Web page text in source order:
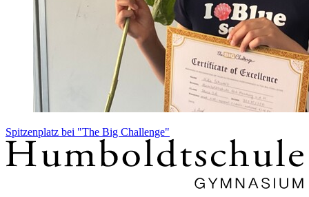
Spitzenplatz bei "The Big Challenge"